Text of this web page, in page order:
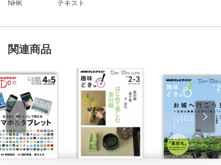
NHK
テキスト
関連商品